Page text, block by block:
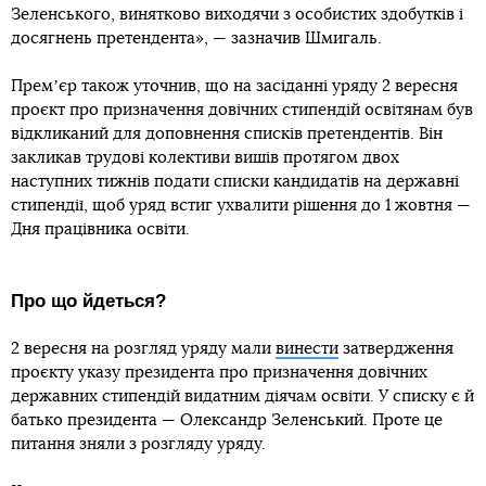
1
відзначення батька президента — доктора технічних наук
Олександра Зеленського — вносив трудовий колектив
Криворізького університету економіки і технологій ще з
2017 року.
Про це Шмигальповідомиву Facebook.
висловили невдоволення тим фактом, що уряд на своєму
призначення довічної державної стипендії видатному
діячу освіти, доктору технічних наук, професору
Олександру Семеновичу Зеленському», — розповів
Шмигаль.